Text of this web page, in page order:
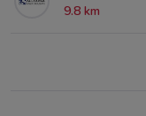
9.8 km